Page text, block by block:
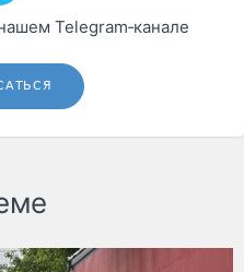
Telegram‑канале